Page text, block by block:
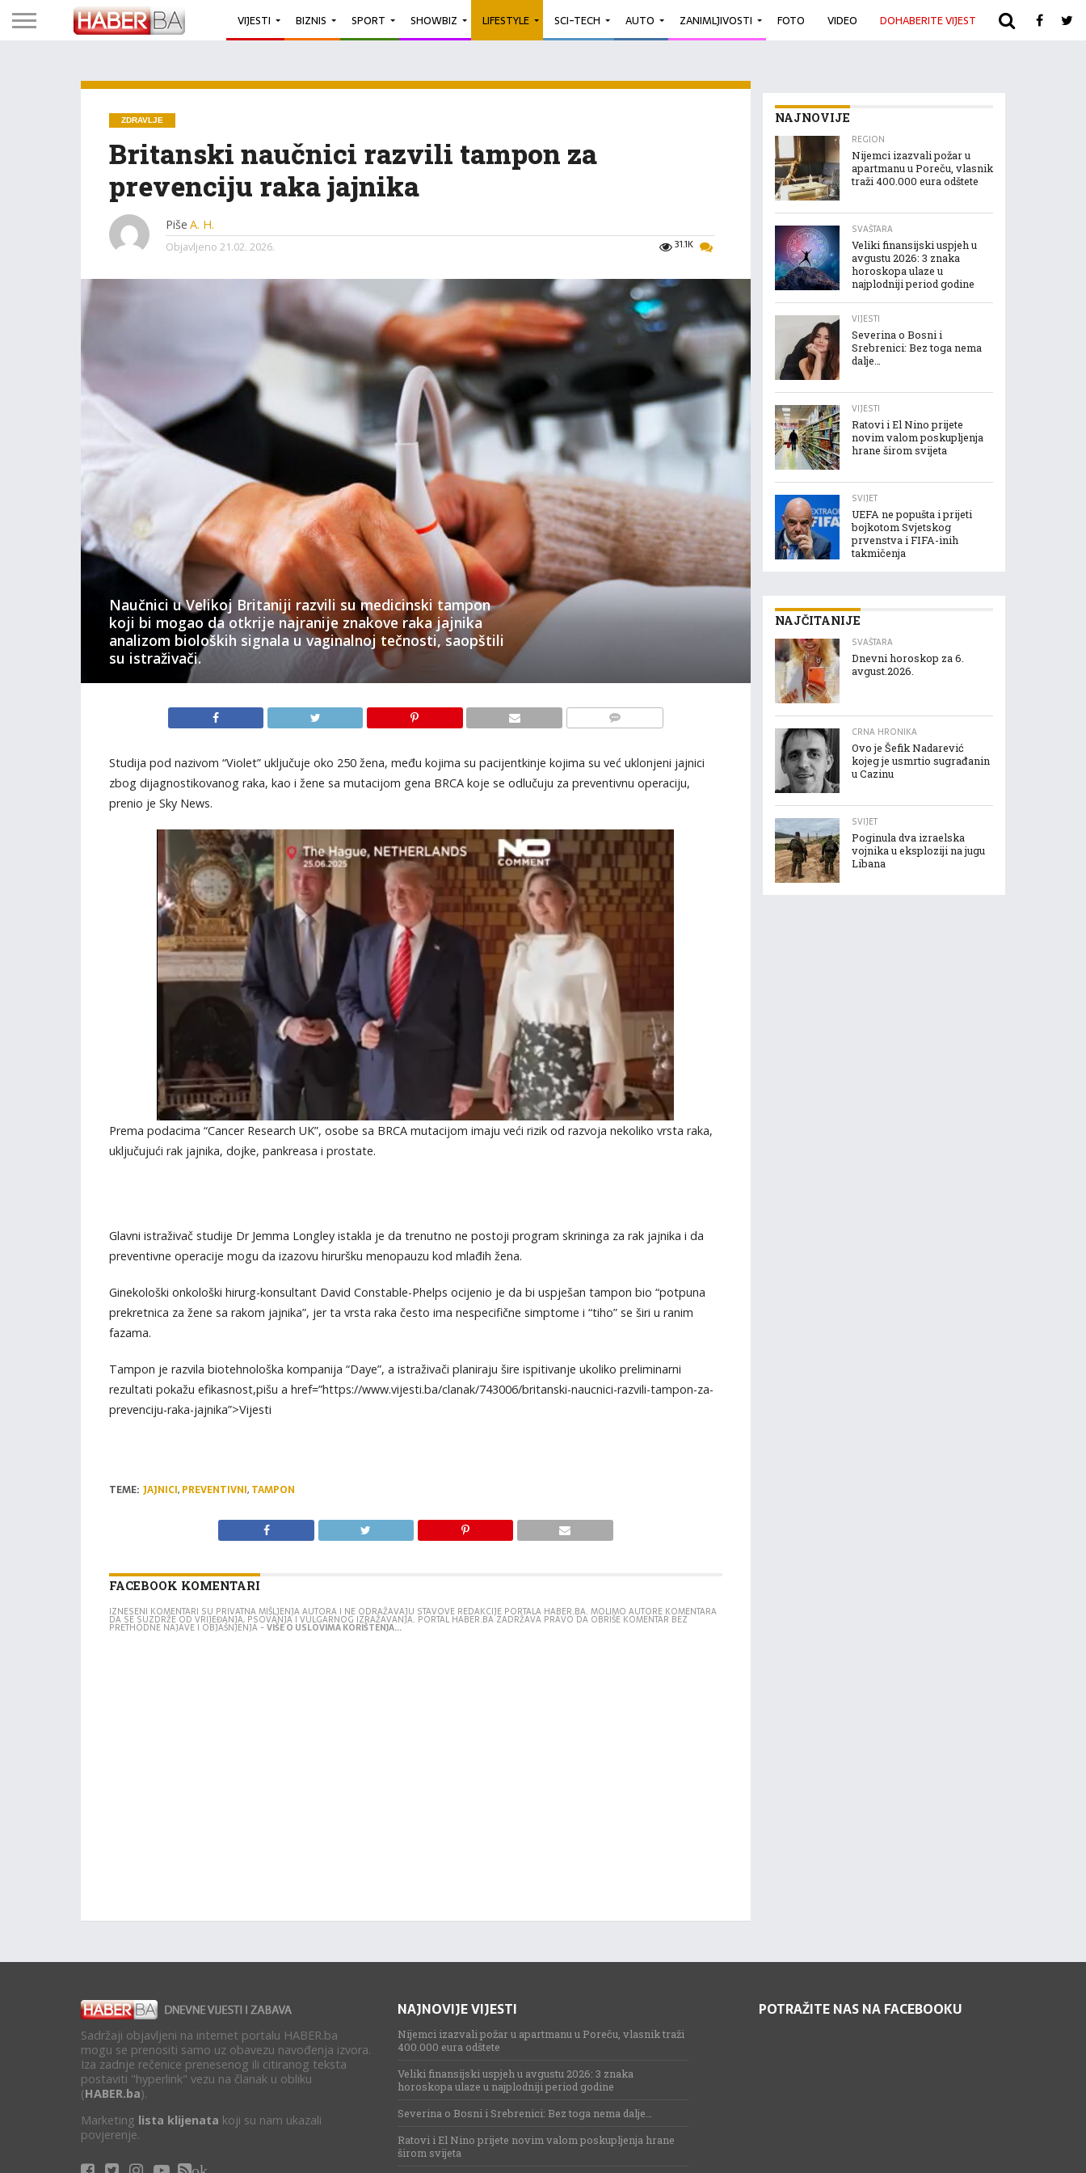
VIJESTI BIZNIS SPORT SHOWBIZ LIFESTYLE SCI-TECH AUTO ZANIMLJIVOSTI FOTO VIDEO DOHABERITE VIJEST ARHIVA
ZDRAVLJE
Britanski naučnici razvili tampon za
prevenciju raka jajnika
Piše A. H.
31.1K
Objavljeno 21.02. 2026.
Naučnici u Velikoj Britaniji razvili su medicinski tampon
koji bi mogao da otkrije najranije znakove raka jajnika
analizom bioloških signala u vaginalnoj tečnosti, saopštili
su istraživači.
Studija pod nazivom “Violet” uključuje oko 250 žena, među kojima su pacijentkinje kojima su već uklonjeni jajnici
zbog dijagnostikovanog raka, kao i žene sa mutacijom gena BRCA koje se odlučuju za preventivnu operaciju,
prenio je Sky News.
Prema podacima “Cancer Research UK”, osobe sa BRCA mutacijom imaju veći rizik od razvoja nekoliko vrsta raka,
uključujući rak jajnika, dojke, pankreasa i prostate.
Glavni istraživač studije Dr Jemma Longley istakla je da trenutno ne postoji program skrininga za rak jajnika i da
preventivne operacije mogu da izazovu hiruršku menopauzu kod mlađih žena.
Ginekološki onkološki hirurg-konsultant David Constable-Phelps ocijenio je da bi uspješan tampon bio “potpuna
prekretnica za žene sa rakom jajnika”, jer ta vrsta raka često ima nespecifične simptome i “tiho” se širi u ranim
fazama.
Tampon je razvila biotehnološka kompanija “Daye”, a istraživači planiraju šire ispitivanje ukoliko preliminarni
rezultati pokažu efikasnost,pišu a href=”https://www.vijesti.ba/clanak/743006/britanski-naucnici-razvili-tampon-za-
prevenciju-raka-jajnika”>Vijesti
TEME: JAJNICI, PREVENTIVNI, TAMPON
FACEBOOK KOMENTARI
IZNESENI KOMENTARI SU PRIVATNA MIŠLJENJA AUTORA I NE ODRAŽAVAJU STAVOVE REDAKCIJE PORTALA HABER.BA. MOLIMO AUTORE KOMENTARA
DA SE SUZDRŽE OD VRIJEĐANJA, PSOVANJA I VULGARNOG IZRAŽAVANJA. PORTAL HABER.BA ZADRŽAVA PRAVO DA OBRIŠE KOMENTAR BEZ
PRETHODNE NAJAVE I OBJAŠNJENJA -VIŠE O USLOVIMA KORIŠTENJA...
NAJNOVIJE
REGION
Nijemci izazvali požar u
apartmanu u Poreču, vlasnik
traži 400.000 eura odštete
SVAŠTARA
Veliki finansijski uspjeh u
avgustu 2026: 3 znaka
horoskopa ulaze u
najplodniji period godine
VIJESTI
Severina o Bosni i
Srebrenici: Bez toga nema
dalje…
VIJESTI
Ratovi i El Nino prijete
novim valom poskupljenja
hrane širom svijeta
SVIJET
UEFA ne popušta i prijeti
bojkotom Svjetskog
prvenstva i FIFA-inih
takmičenja
NAJČITANIJE
SVAŠTARA
Dnevni horoskop za 6.
avgust.2026.
CRNA HRONIKA
Ovo je Šefik Nadarević
kojeg je usmrtio sugrađanin
u Cazinu
SVIJET
Poginula dva izraelska
vojnika u eksploziji na jugu
Libana
Sadržaji objavljeni na internet portalu HABER.ba
mogu se prenositi samo uz obavezu navođenja izvora.
Iza zadnje rečenice prenesenog ili citiranog teksta
postaviti "hyperlink" vezu na članak u obliku
(HABER.ba).
Marketing lista klijenata koji su nam ukazali
povjerenje.
NAJNOVIJE VIJESTI
Nijemci izazvali požar u apartmanu u Poreču, vlasnik traži
400.000 eura odštete
Veliki finansijski uspjeh u avgustu 2026: 3 znaka
horoskopa ulaze u najplodniji period godine
Severina o Bosni i Srebrenici: Bez toga nema dalje…
Ratovi i El Nino prijete novim valom poskupljenja hrane
širom svijeta
POTRAŽITE NAS NA FACEBOOKU